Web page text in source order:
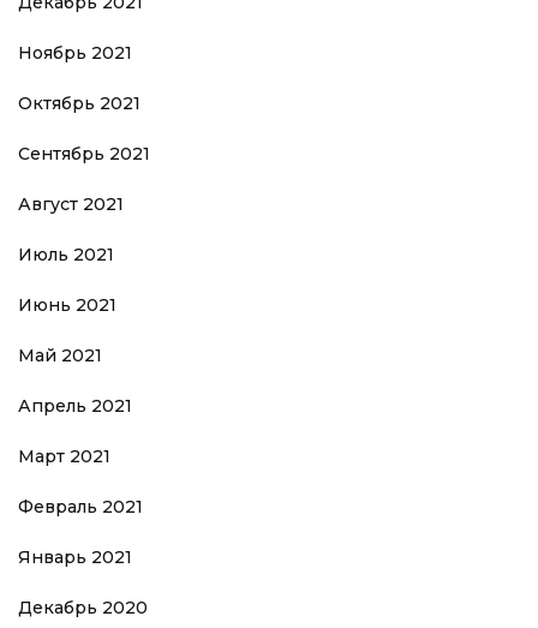
Ноябрь 2021
Октябрь 2021
Сентябрь 2021
Август 2021
Июль 2021
Июнь 2021
Май 2021
Апрель 2021
Март 2021
Февраль 2021
Январь 2021
Декабрь 2020